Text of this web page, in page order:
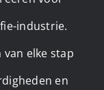
industrie.
elke stap
en